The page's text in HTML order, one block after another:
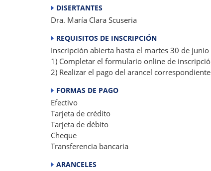
DISERTANTES
Dra. María Clara Scuseria
REQUISITOS DE INSCRIPCIÓN
Inscripción abierta hasta el martes 30 de
1) Completar el formulario online de
2) Realizar el pago del arancel
FORMAS DE PAGO
Efectivo
Tarjeta de crédito
Tarjeta de débito
Cheque
Transferencia bancaria
ARANCELES